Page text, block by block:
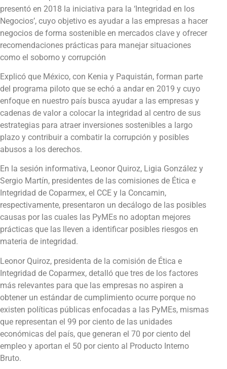
presentó en 2018 la iniciativa para la ‘Integridad en los
Negocios’, cuyo objetivo es ayudar a las empresas a hacer
negocios de forma sostenible en mercados clave y ofrecer
recomendaciones prácticas para manejar situaciones
como el soborno y corrupción
Explicó que México, con Kenia y Paquistán, forman parte
del programa piloto que se echó a andar en 2019 y cuyo
enfoque en nuestro país busca ayudar a las empresas y
cadenas de valor a colocar la integridad al centro de sus
estrategias para atraer inversiones sostenibles a largo
plazo y contribuir a combatir la corrupción y posibles
abusos a los derechos.
En la sesión informativa, Leonor Quiroz, Ligia González y
Sergio Martín, presidentes de las comisiones de Ética e
Integridad de Coparmex, el CCE y la Concamin,
respectivamente, presentaron un decálogo de las posibles
causas por las cuales las PyMEs no adoptan mejores
prácticas que las lleven a identificar posibles riesgos en
materia de integridad.
Leonor Quiroz, presidenta de la comisión de Ética e
Integridad de Coparmex, detalló que tres de los factores
más relevantes para que las empresas no aspiren a
obtener un estándar de cumplimiento ocurre porque no
existen políticas públicas enfocadas a las PyMEs, mismas
que representan el 99 por ciento de las unidades
económicas del país, que generan el 70 por ciento del
empleo y aportan el 50 por ciento al Producto Interno
Bruto.